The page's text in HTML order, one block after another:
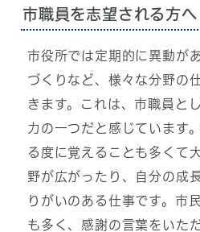
市職員を志望される方へ
市役所では定期的に異動が
づくりなど、様々な分野の
きます。これは、市職員と
力の一つだと感じています
る度に覚えることも多くて
野が広がったり、自分の成
りがいのある仕事です。市
も多く、感謝の言葉をいた